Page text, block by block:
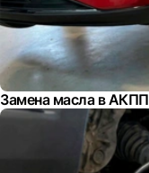
Замена масла в АКПП